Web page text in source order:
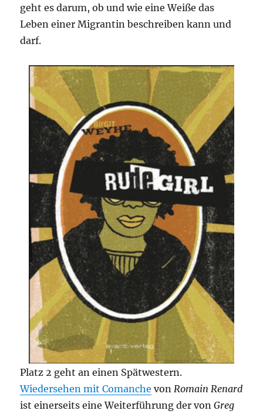
geht es darum, ob und wie eine Weiße das
Leben einer Migrantin beschreiben kann und
darf.
Platz 2 geht an einen Spätwestern.
Wiedersehen mit Comanche von Romain Renard
ist einerseits eine Weiterführung der vonGreg